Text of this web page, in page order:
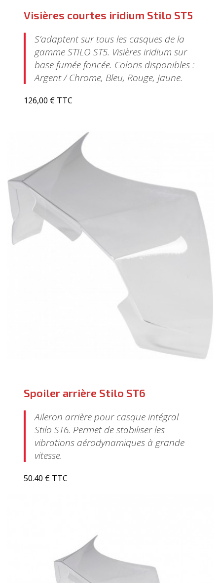
Visières courtes iridium Stilo ST5
S’adaptent sur tous les casques de la
gamme STILO ST5. Visières iridium sur
base fumée foncée. Coloris disponibles :
Argent / Chrome, Bleu, Rouge, Jaune.
126,00 € TTC
Spoiler arrière Stilo ST6
Aileron arrière pour casque intégral
Stilo ST6. Permet de stabiliser les
vibrations aérodynamiques à grande
vitesse.
50.40 € TTC